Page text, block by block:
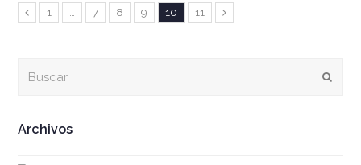
Anterior
Page
1 Page
7 Page
8 Page
9 Page
10 Page
11 Siguiente
Archivos